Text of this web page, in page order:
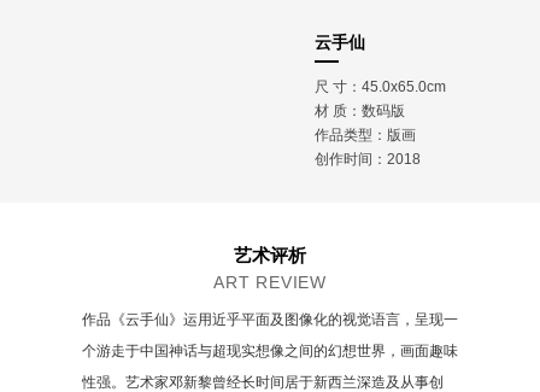
云手仙
尺 寸：45.0x65.0cm
材 质： 数码版
作品类型：版画
创作时间：2018
艺术评析
ART REVIEW
作品《云手仙》运用近乎平面及图像化的视觉语言，呈现一
个游走于中国神话与超现实想像之间的幻想世界，画面趣味
性强。艺术家邓新黎曾经长时间居于新西兰深造及从事创